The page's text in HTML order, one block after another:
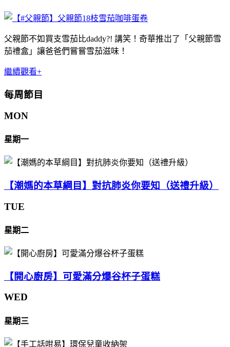
父親節不如買支雪茄比daddy?! 講笑！奇華推岀了「父親節雪
茄禮盒」讓爸爸們嘗嘗雪茄滋味！
繼續觀看+
每周節目
MON
星期一
【潮媽的本草綱目】對抗肺炎你要知（送禮升級）
TUE
星期二
【開心廚房】可愛滿分爆谷杯子蛋糕
WED
星期三